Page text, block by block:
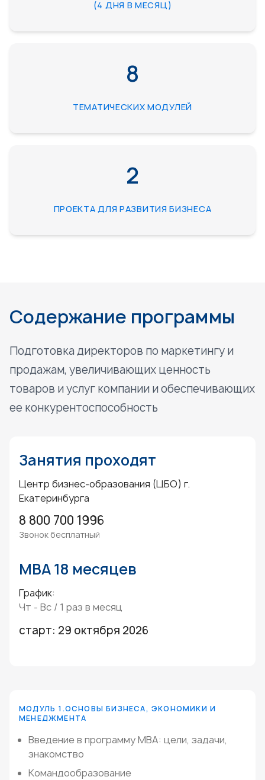
(4 ДНЯ В МЕСЯЦ)
8
ТЕМАТИЧЕСКИХ МОДУЛЕЙ
2
ПРОЕКТА ДЛЯ РАЗВИТИЯ БИЗНЕСА
Содержание программы
Подготовка директоров по маркетингу и
продажам, увеличивающих ценность
товаров и услуг компании и обеспечивающих
ее конкурентоспособность
Занятия проходят
Центр бизнес-образования (ЦБО) г.
Екатеринбурга
8 800 700 1996
Звонок бесплатный
MBA 18 месяцев
График:
Чт - Вс / 1 раз в месяц
старт: 29 октября 2026
МОДУЛЬ 1.ОСНОВЫ БИЗНЕСА, ЭКОНОМИКИ И
МЕНЕДЖМЕНТА
Введение в программу МВА: цели, задачи,
знакомство
Командообразование